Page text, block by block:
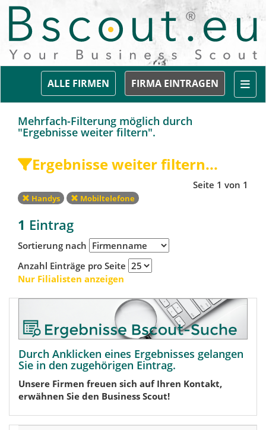
FIRMA EINTRAGEN
ALLE FIRMEN
Mehrfach-Filterung möglich durch
"Ergebnisse weiter filtern".
Ergebnisse weiter filtern...
Seite 1 von 1
Handys Mobiltelefone
1 Eintrag
Sortierung nach
Anzahl Einträge pro Seite
Nur Filialisten anzeigen
Durch Anklicken eines Ergebnisses gelangen
Sie in den zugehörigen Eintrag.
Unsere Firmen freuen sich auf Ihren Kontakt,
erwähnen Sie den Business Scout!